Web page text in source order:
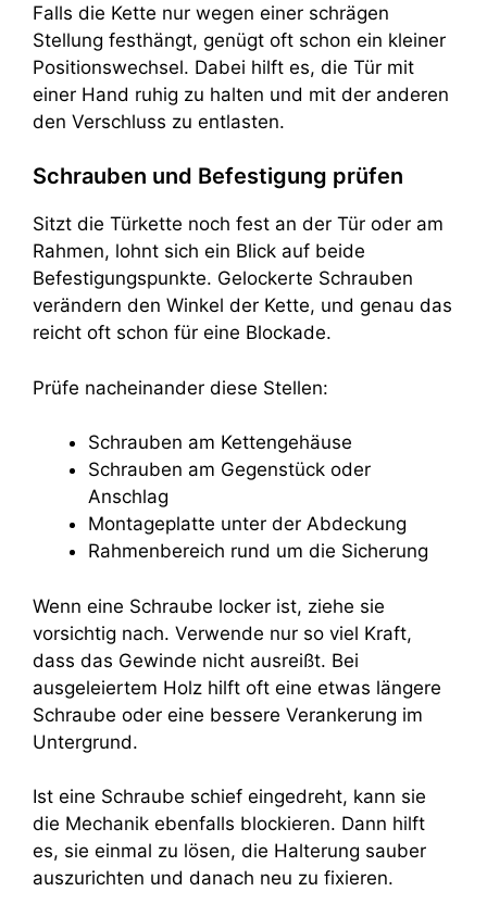
Falls die Kette nur wegen einer schrägen
Stellung festhängt, genügt oft schon ein kleiner
Positionswechsel. Dabei hilft es, die Tür mit
einer Hand ruhig zu halten und mit der anderen
den Verschluss zu entlasten.
Schrauben und Befestigung prüfen
Sitzt die Türkette noch fest an der Tür oder am
Rahmen, lohnt sich ein Blick auf beide
Befestigungspunkte. Gelockerte Schrauben
verändern den Winkel der Kette, und genau das
reicht oft schon für eine Blockade.
Prüfe nacheinander diese Stellen:
Schrauben am Kettengehäuse
Schrauben am Gegenstück oder
Anschlag
Montageplatte unter der Abdeckung
Rahmenbereich rund um die Sicherung
Wenn eine Schraube locker ist, ziehe sie
vorsichtig nach. Verwende nur so viel Kraft,
dass das Gewinde nicht ausreißt. Bei
ausgeleiertem Holz hilft oft eine etwas längere
Schraube oder eine bessere Verankerung im
Untergrund.
Ist eine Schraube schief eingedreht, kann sie
die Mechanik ebenfalls blockieren. Dann hilft
es, sie einmal zu lösen, die Halterung sauber
auszurichten und danach neu zu fixieren.